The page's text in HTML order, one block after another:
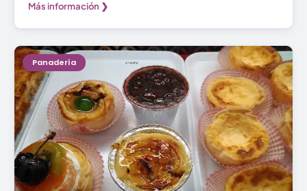
Más información ❯
Panadería